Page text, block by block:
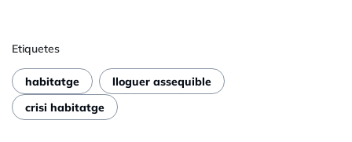
Etiquetes
habitatge
lloguer assequible
crisi habitatge